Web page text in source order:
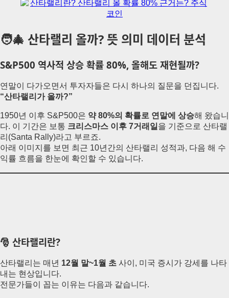
🧑‍🎄 산타랠리 올까? 뜻 의미 데이터 분석
S&P500 역사적 상승 확률 80%, 올해도 재현될까?
연말이 다가오면서 투자자들은 다시 하나의 질문을 던집니다.
“산타랠리가 올까?”
1950년 이후 S&P500은 약 80%의 확률로 연말에 상승해 왔습니
다. 이 기간은 보통 크리스마스 이후 7거래일 을 기준으로 산타랠
리(Santa Rally)라고 부르죠.
아래 이미지를 보면 최근 10년간의 산타랠리 성적과, 다음 해 수
익률 흐름을 한눈에 확인할 수 있습니다.
🎅 산타랠리란?
산타랠리는 매년 12월 말~1월 초 사이, 미국 증시가 강세를 나타
내는 현상입니다.
전문가들이 꼽는 이유는 다음과 같습니다.